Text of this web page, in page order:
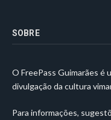
SOBRE
O FreePass Guimarães é
divulgação da cultura
Para informações,